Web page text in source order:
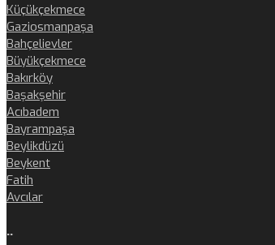
Küçükçekmece
Gaziosmanpaşa
Bahçelievler
Büyükçekmece
Bakırköy
Başakşehir
Acıbadem
Bayrampaşa
Beylikdüzü
Beykent
Fatih
Avcılar
..